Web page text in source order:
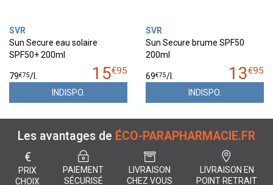
SVR
Sun Secure eau solaire
SPF50+ 200ml
15€95
79€75/
INDISPO.
SVR
Sun Secure brume SPF50
200ml
13€95
69€75/
INDISPO.
Les avantages de ÉCO-PARAPHARMACIE.FR
€
PRIX
CHOIX
PAIEMENT
SÉCURISÉ
LIVRAISON
CHEZ VOUS
LIVRAISON EN
POINT RETRAIT